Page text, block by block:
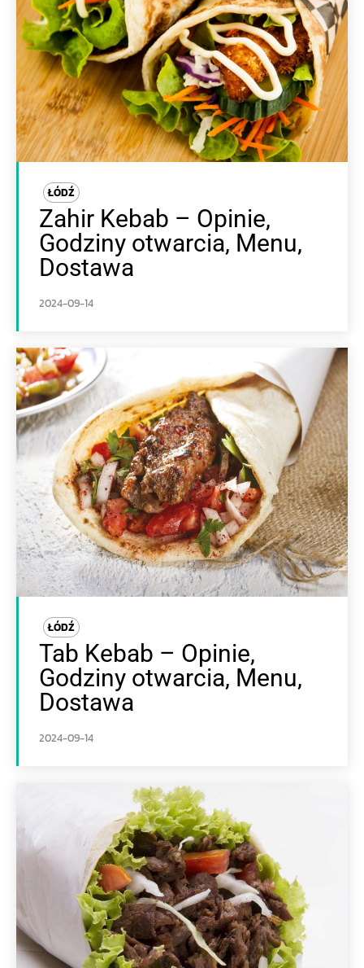
ŁÓDŹ
Zahir Kebab – Opinie,
Godziny otwarcia, Menu,
Dostawa
2024-09-14
ŁÓDŹ
Tab Kebab – Opinie,
Godziny otwarcia, Menu,
Dostawa
2024-09-14